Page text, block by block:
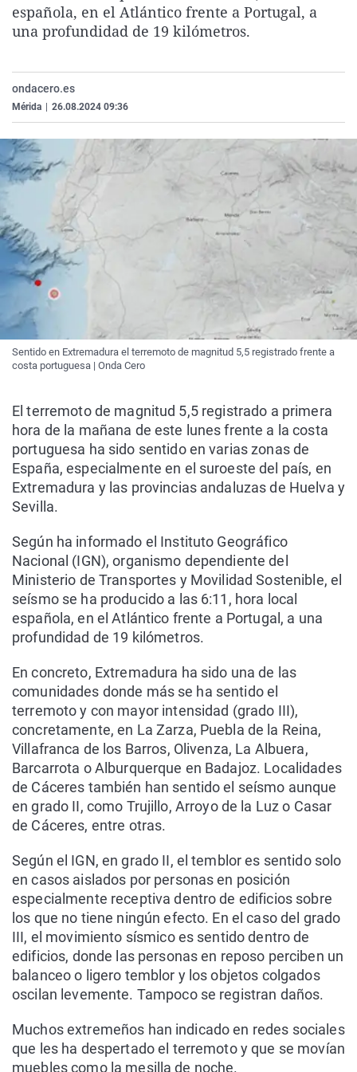
La rosa de los vientos
Gente viajera
Como el perro y el
Caso
Retornados
Equipo de
Extremadura
Galicia
La Rioja
País Vasco
Virales
Televisión
Elecciones
española, en el Atlántico frente a Portugal, a
una profundidad de 19 kilómetros.
ondacero.es
Mérida 26.08.2024 09:36
Sentido en Extremadura el terremoto de magnitud 5,5 registrado frente a
costa portuguesa | Onda Cero
El terremoto de magnitud 5,5 registrado a primera
hora de la mañana de este lunes frente a la costa
portuguesa ha sido sentido en varias zonas de
España, especialmente en el suroeste del país, en
Extremadura y las provincias andaluzas de Huelva y
Sevilla.
Según ha informado el Instituto Geográfico
Nacional (IGN), organismo dependiente del
Ministerio de Transportes y Movilidad Sostenible, el
seísmo se ha producido a las 6:11, hora local
española, en el Atlántico frente a Portugal, a una
profundidad de 19 kilómetros.
En concreto, Extremadura ha sido una de las
comunidades donde más se ha sentido el
terremoto y con mayor intensidad (grado III),
concretamente, en La Zarza, Puebla de la Reina,
Villafranca de los Barros, Olivenza, La Albuera,
Barcarrota o Alburquerque en Badajoz. Localidades
de Cáceres también han sentido el seísmo aunque
en grado II, como Trujillo, Arroyo de la Luz o Casar
de Cáceres, entre otras.
Según el IGN, en grado II, el temblor es sentido solo
en casos aislados por personas en posición
especialmente receptiva dentro de edificios sobre
los que no tiene ningún efecto. En el caso del grado
III, el movimiento sísmico es sentido dentro de
edificios, donde las personas en reposo perciben un
balanceo o ligero temblor y los objetos colgados
oscilan levemente. Tampoco se registran daños.
Muchos extremeños han indicado en redes sociales
que les ha despertado el terremoto y que se movían
muebles como la mesilla de noche.